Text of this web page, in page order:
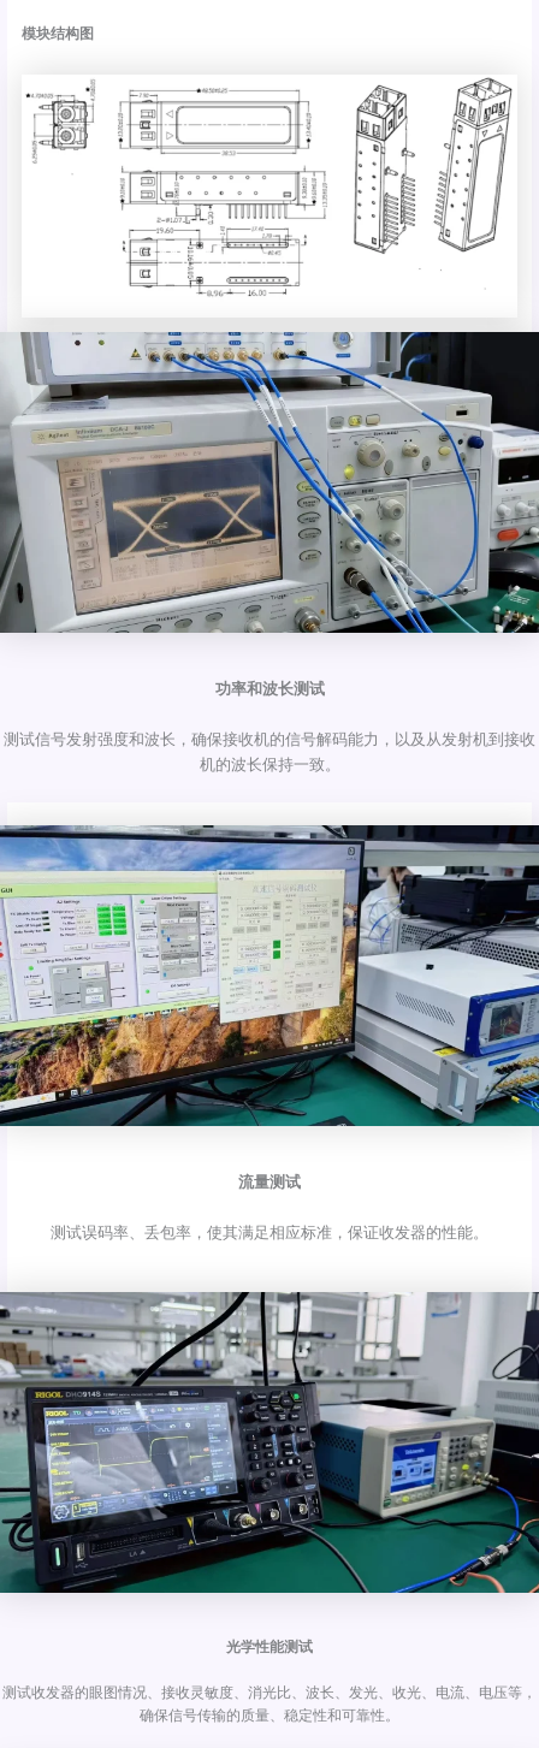
模块结构图
功率和波长测试
测试信号发射强度和波长，确保接收机的信号解码能力，以及从发射机到接收
机的波长保持一致。
流量测试
测试误码率、丢包率，使其满足相应标准，保证收发器的性能。
光学性能测试
测试收发器的眼图情况、接收灵敏度、消光比、波长、发光、收光、电流、电压等，
确保信号传输的质量、稳定性和可靠性。